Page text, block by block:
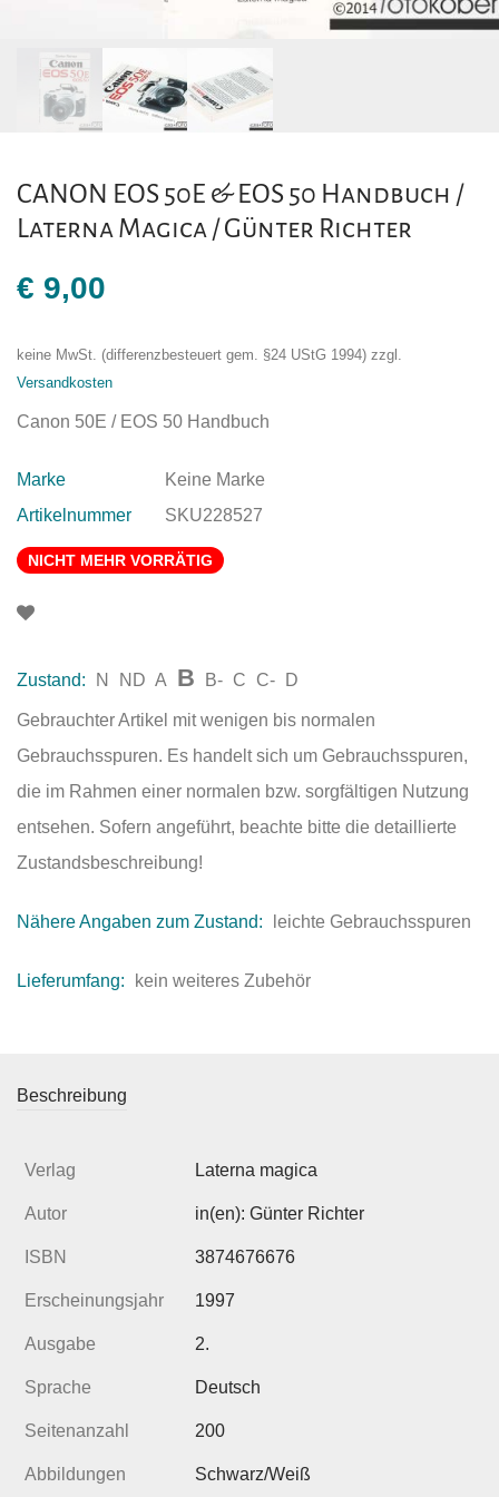
CANON EOS 50E & EOS 50 Handbuch /
Laterna Magica / Günter Richter
€ 9,00
keine MwSt. (differenzbesteuert gem. §24 UStG 1994) zzgl.
Versandkosten
Canon 50E / EOS 50 Handbuch
Marke
Keine Marke
Artikelnummer
SKU228527
NICHT MEHR VORRÄTIG
Zustand: N ND A B B- C C- D
Gebrauchter Artikel mit wenigen bis normalen
Gebrauchsspuren. Es handelt sich um Gebrauchsspuren,
die im Rahmen einer normalen bzw. sorgfältigen Nutzung
entsehen. Sofern angeführt, beachte bitte die detaillierte
Zustandsbeschreibung!
Nähere Angaben zum Zustand: leichte Gebrauchsspuren
Lieferumfang: kein weiteres Zubehör
Beschreibung
Verlag Laterna magica
Autor in(en): Günter Richter
ISBN 3874676676
Erscheinungsjahr 1997
Ausgabe 2.
Sprache Deutsch
Seitenanzahl 200
Abbildungen Schwarz/Weiß